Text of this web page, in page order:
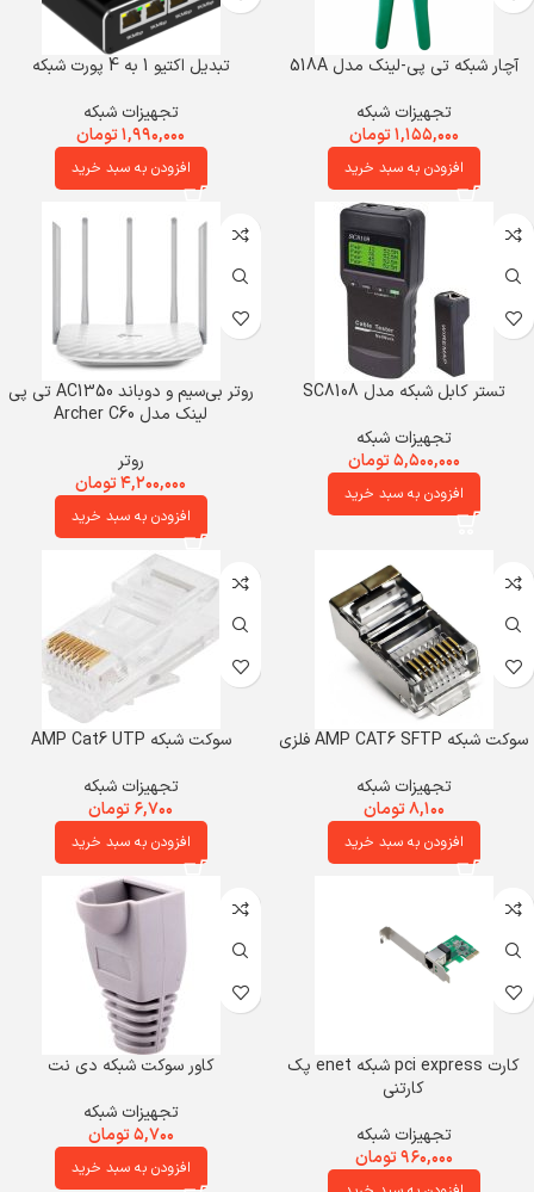
آچار شبکه تی پی-لینک مدل 518A
تجهیزات شبکه
۱,۱۵۵,۰۰۰تومان
افزودن به سبد خرید
تبدیل اکتیو 1 به 4 پورت شبکه
تجهیزات شبکه
۱,۹۹۰,۰۰۰تومان
افزودن به سبد خرید
تستر کابل شبکه مدل SC8108
تجهیزات شبکه
۵,۵۰۰,۰۰۰تومان
افزودن به سبد خرید
روتر بی‌سیم و دوباند AC1350 تی پی
لینک مدل Archer C60
روتر
۴,۲۰۰,۰۰۰تومان
افزودن به سبد خرید
سوکت شبکه AMP CAT6 SFTP فلزی
تجهیزات شبکه
۸,۱۰۰تومان
افزودن به سبد خرید
سوکت شبکه AMP Cat6 UTP
تجهیزات شبکه
۶,۷۰۰تومان
افزودن به سبد خرید
کارت pci express شبکه enet پک
کارتنی
تجهیزات شبکه
۹۶۰,۰۰۰تومان
کاور سوکت شبکه دی نت
تجهیزات شبکه
۵,۷۰۰تومان
افزودن به سبد خرید